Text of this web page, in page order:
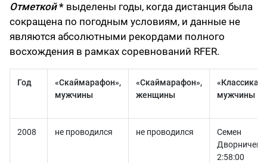
Отметкой* выделены годы, когда дистанция была
сокращена по погодным условиям, и данные не
являются абсолютными рекордами полного
восхождения в рамках соревнований RFER.
Год
«Скаймарафон»,
мужчины
«Скаймарафон»,
женщины
«Классика»,
мужчины
2008 не проводился не проводился
Семен
2:58:00